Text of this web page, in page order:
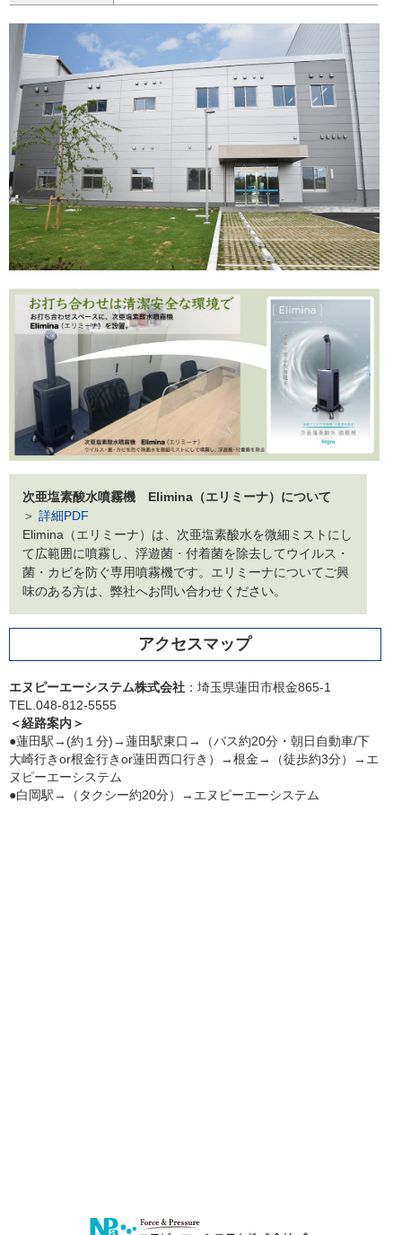
次亜塩素酸水噴霧機 Elimina（エリミーナ）について
＞ 詳細PDF
Elimina（エリミーナ）は、次亜塩素酸水を微細ミストにし
て広範囲に噴霧し、浮遊菌・付着菌を除去してウイルス・
菌・カビを防ぐ専用噴霧機です。エリミーナについてご興
味のある方は、弊社へお問い合わせください。
アクセスマップ
エヌピーエーシステム株式会社 ：埼玉県蓮田市根金865-1
TEL.048-812-5555
＜経路案内＞
●蓮田駅→(約１分)→蓮田駅東口→（バス約20分・朝日自動車/下
大崎行きor根金行きor蓮田西口行き）→根金→（徒歩約3分）→エ
ヌピーエーシステム
●白岡駅→（タクシー約20分）→エヌピーエーシステム